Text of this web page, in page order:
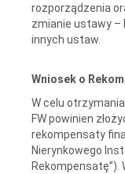
rozporządzenia
zmianie ustawy –
innych ustaw.
Wniosek o
W celu
FW powinien
rekompensaty
Nierynkowego
Rekompensatę”).